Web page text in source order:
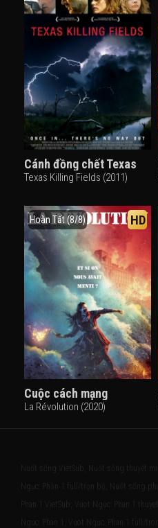
Cánh đồng chết Texas
Texas Killing Fields (2011)
Hoàn Tất (8/8) HD
Cuộc cách mạng
La Révolution (2020)
Nuốt sống VietSub, Nuốt sống thuyết
Ngục: Phần 1 full/trọn bộ, Nuốt sống
Phan 1 VietSub, Vuot Nguc: Phan 1
Nguc: Phan 1, Vuot Nguc: Phan 1 full/